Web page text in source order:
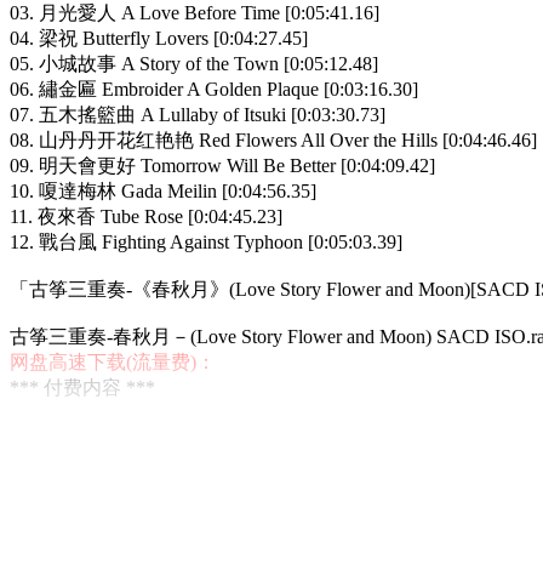
03. 月光愛人 A Love Before Time [0:05:41.16]
04. 梁祝 Butterfly Lovers [0:04:27.45]
05. 小城故事 A Story of the Town [0:05:12.48]
06. 繡金匾 Embroider A Golden Plaque [0:03:16.30]
07. 五木搖籃曲 A Lullaby of Itsuki [0:03:30.73]
08. 山丹丹开花红艳艳 Red Flowers All Over the Hills [0:04:46.46]
09. 明天會更好 Tomorrow Will Be Better [0:04:09.42]
10. 嗄達梅林 Gada Meilin [0:04:56.35]
11. 夜來香 Tube Rose [0:04:45.23]
12. 戰台風 Fighting Against Typhoon [0:05:03.39]
「古筝三重奏-《春秋月》(Love Story Flower and Moon)[SACD
古筝三重奏-春秋月－(Love Story Flower and Moon) SACD
网盘高速下载(流量费)：
*** 付费内容 ***